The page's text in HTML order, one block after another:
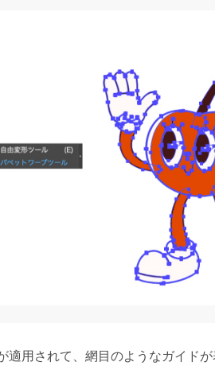
適用されて、網目のようなガイドが